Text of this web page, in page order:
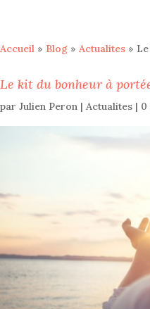
Accueil » Blog » Actualites »
Le kit du bonheur à
par Julien Peron | Actualites | 0